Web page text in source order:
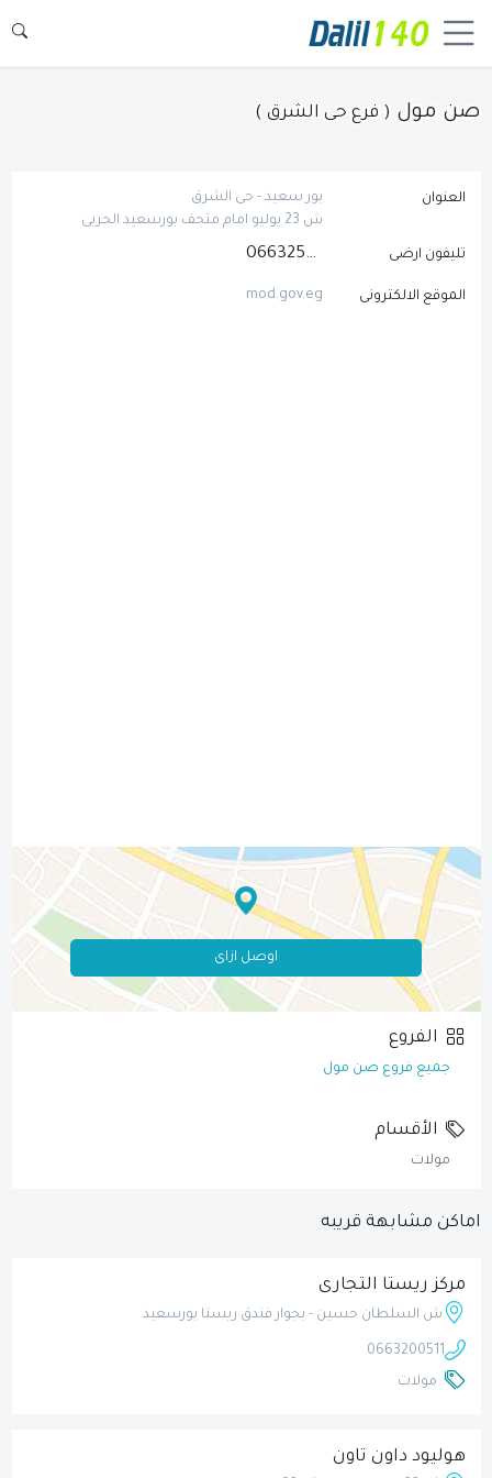
صن مول ( فرع حى الشرق )
العنوان
بور سعيد - حى الشرق
ش 23 يوليو امام متحف بورسعيد الحربى
تليفون ارضى 0663251321
الموقع الالكترونى mod.gov.eg
اوصل ازاى
الفروع
جميع فروع صن مول
الأقسام
مولات
اماكن مشابهة قريبه
مركز ريستا التجارى
ش السلطان حسين - بجوار فندق ريستا بورسعيد
0663200511
مولات
هوليود داون تاون